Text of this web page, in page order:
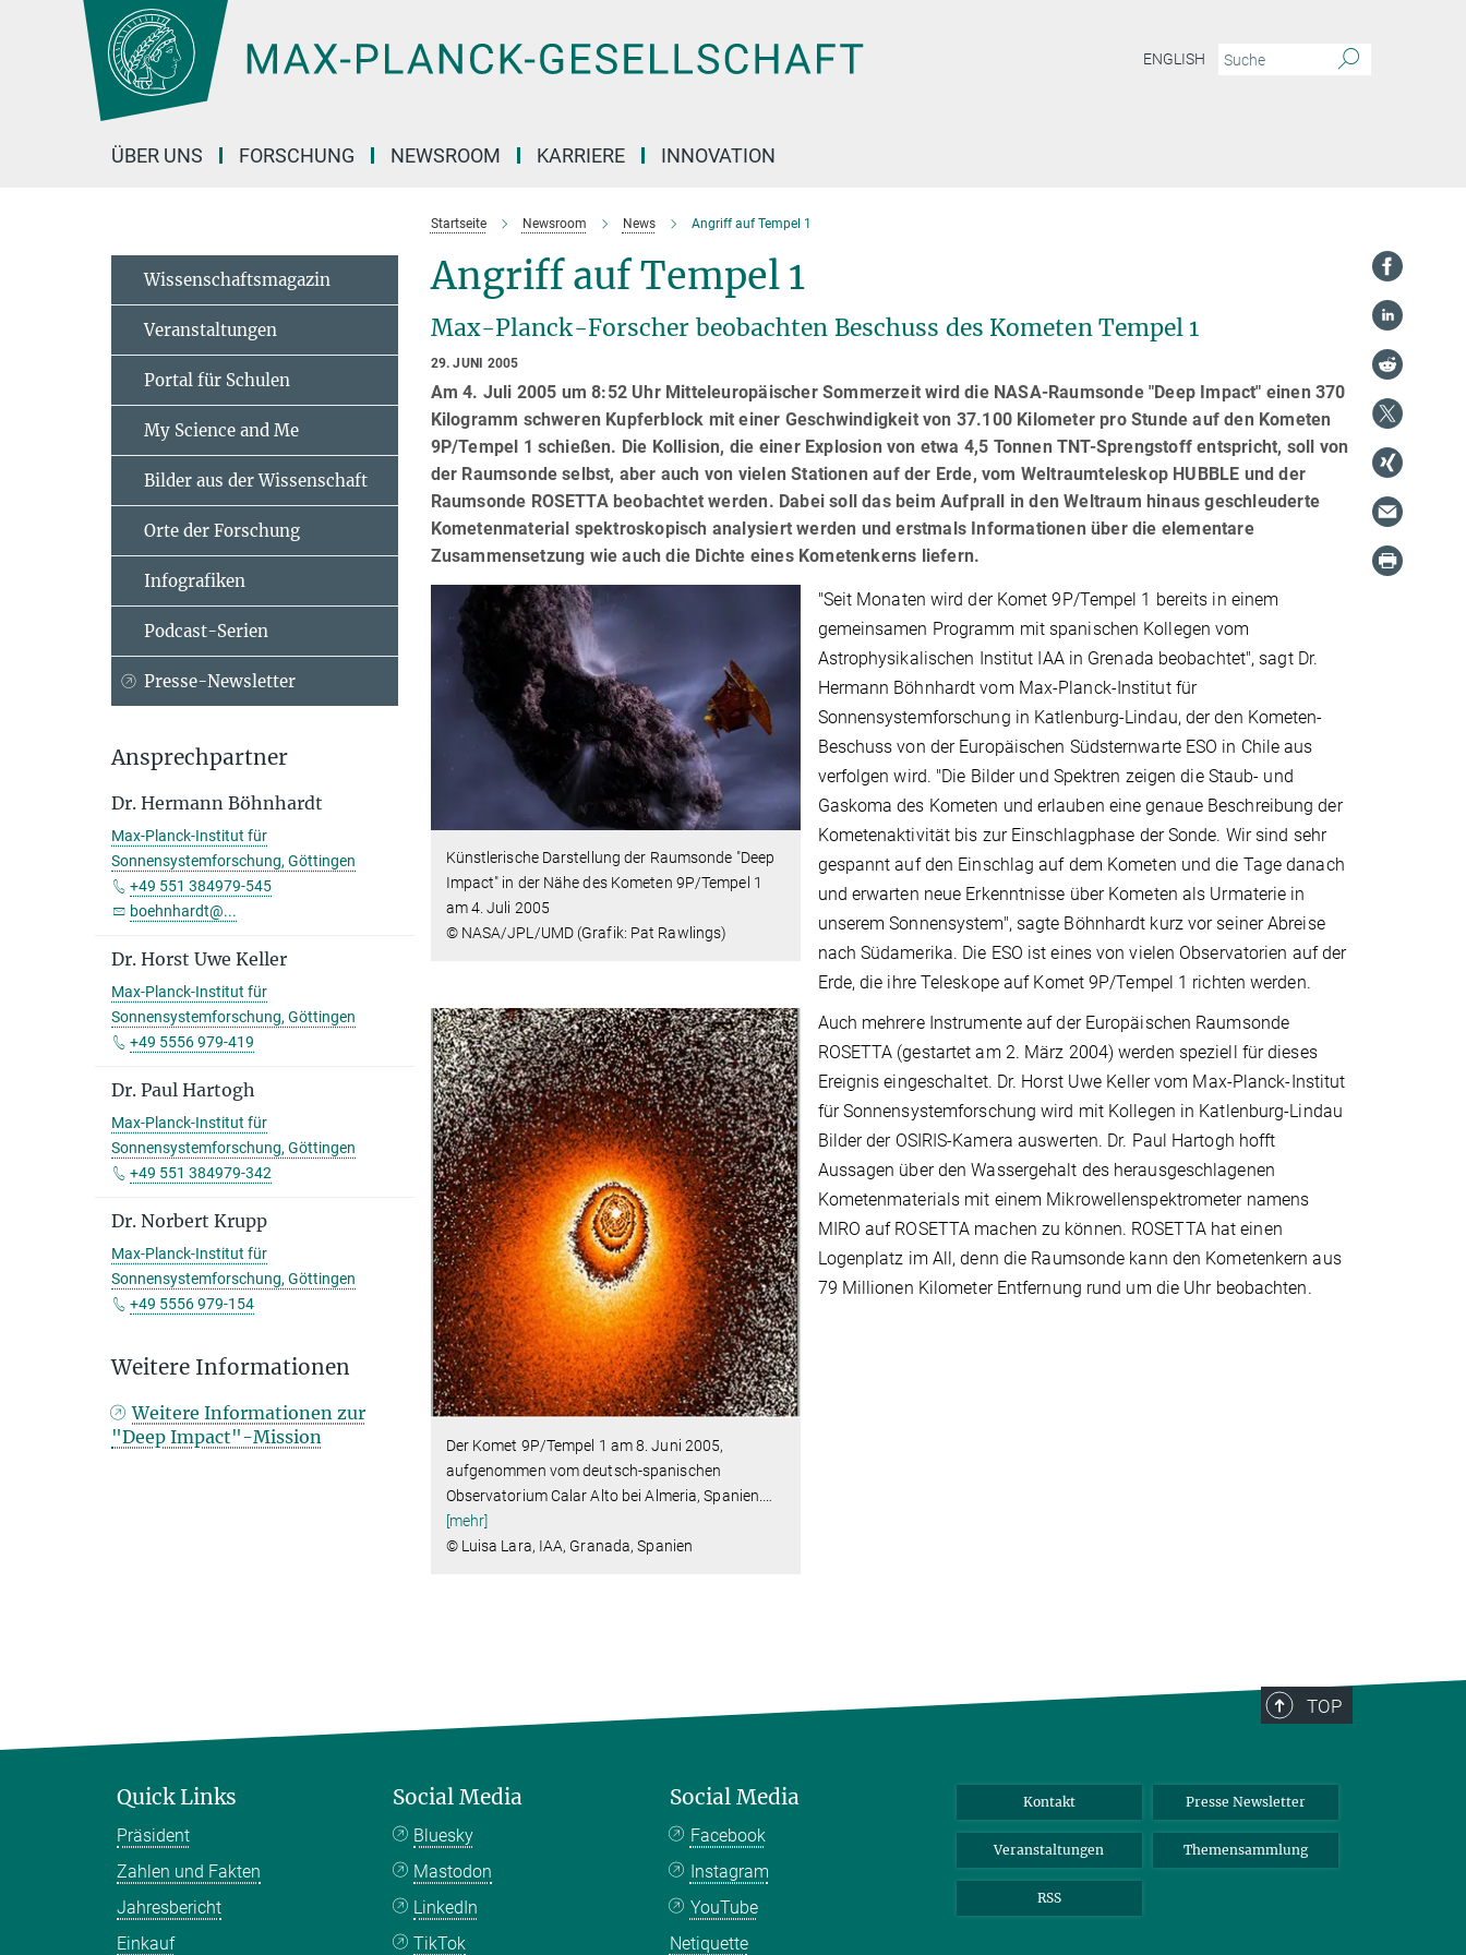
Hauptinhalt
ENGLISH
ÜBER UNS FORSCHUNG NEWSROOM KARRIERE INNOVATION
Startseite Newsroom News Angriff auf Tempel 1
Angriff auf Tempel 1
Max-Planck-Forscher beobachten Beschuss des Kometen Tempel 1
29. JUNI 2005
Am 4. Juli 2005 um 8:52 Uhr Mitteleuropäischer Sommerzeit wird die NASA-Raumsonde "Deep Impact" einen 370
Kilogramm schweren Kupferblock mit einer Geschwindigkeit von 37.100 Kilometer pro Stunde auf den Kometen
9P/Tempel 1 schießen. Die Kollision, die einer Explosion von etwa 4,5 Tonnen TNT-Sprengstoff entspricht, soll von
der Raumsonde selbst, aber auch von vielen Stationen auf der Erde, vom Weltraumteleskop HUBBLE und der
Raumsonde ROSETTA beobachtet werden. Dabei soll das beim Aufprall in den Weltraum hinaus geschleuderte
Kometenmaterial spektroskopisch analysiert werden und erstmals Informationen über die elementare
Zusammensetzung wie auch die Dichte eines Kometenkerns liefern.
Künstlerische Darstellung der Raumsonde "Deep
Impact" in der Nähe des Kometen 9P/Tempel 1
am 4. Juli 2005
© NASA/JPL/UMD (Grafik: Pat Rawlings)
"Seit Monaten wird der Komet 9P/Tempel 1 bereits in einem
gemeinsamen Programm mit spanischen Kollegen vom
Astrophysikalischen Institut IAA in Grenada beobachtet", sagt Dr.
Hermann Böhnhardt vom Max-Planck-Institut für
Sonnensystemforschung in Katlenburg-Lindau, der den Kometen-
Beschuss von der Europäischen Südsternwarte ESO in Chile aus
verfolgen wird. "Die Bilder und Spektren zeigen die Staub- und
Gaskoma des Kometen und erlauben eine genaue Beschreibung der
Kometenaktivität bis zur Einschlagphase der Sonde. Wir sind sehr
gespannt auf den Einschlag auf dem Kometen und die Tage danach
und erwarten neue Erkenntnisse über Kometen als Urmaterie in
unserem Sonnensystem", sagte Böhnhardt kurz vor seiner Abreise
nach Südamerika. Die ESO ist eines von vielen Observatorien auf der
Erde, die ihre Teleskope auf Komet 9P/Tempel 1 richten werden.
Der Komet 9P/Tempel 1 am 8. Juni 2005,
aufgenommen vom deutsch-spanischen
Observatorium Calar Alto bei Almeria, Spanien.
[mehr]
© Luisa Lara, IAA, Granada, Spanien
Auch mehrere Instrumente auf der Europäischen Raumsonde
ROSETTA (gestartet am 2. März 2004) werden speziell für dieses
Ereignis eingeschaltet. Dr. Horst Uwe Keller vom Max-Planck-Institut
für Sonnensystemforschung wird mit Kollegen in Katlenburg-Lindau
Bilder der OSIRIS-Kamera auswerten. Dr. Paul Hartogh hofft
Aussagen über den Wassergehalt des herausgeschlagenen
Kometenmaterials mit einem Mikrowellenspektrometer namens
MIRO auf ROSETTA machen zu können. ROSETTA hat einen
Logenplatz im All, denn die Raumsonde kann den Kometenkern aus
79 Millionen Kilometer Entfernung rund um die Uhr beobachten.
Wissenschaftsmagazin
Veranstaltungen
Portal für Schulen
My Science and Me
Bilder aus der Wissenschaft
Orte der Forschung
Infografiken
Podcast-Serien
Presse-Newsletter
Ansprechpartner
Dr. Hermann Böhnhardt
Max-Planck-Institut für
Sonnensystemforschung, Göttingen
+49 551 384979-545
boehnhardt@...
Dr. Horst Uwe Keller
Max-Planck-Institut für
Sonnensystemforschung, Göttingen
+49 5556 979-419
Dr. Paul Hartogh
Max-Planck-Institut für
Sonnensystemforschung, Göttingen
+49 551 384979-342
Dr. Norbert Krupp
Max-Planck-Institut für
Sonnensystemforschung, Göttingen
+49 5556 979-154
Weitere Informationen
Weitere Informationen zur
"Deep Impact"-Mission
TOP
Quick Links
Präsident
Zahlen und Fakten
Jahresbericht
Einkauf
Social Media
Bluesky
Mastodon
LinkedIn
TikTok
Social Media
Facebook
Instagram
YouTube
Netiquette
Kontakt Presse Newsletter
Veranstaltungen Themensammlung
RSS